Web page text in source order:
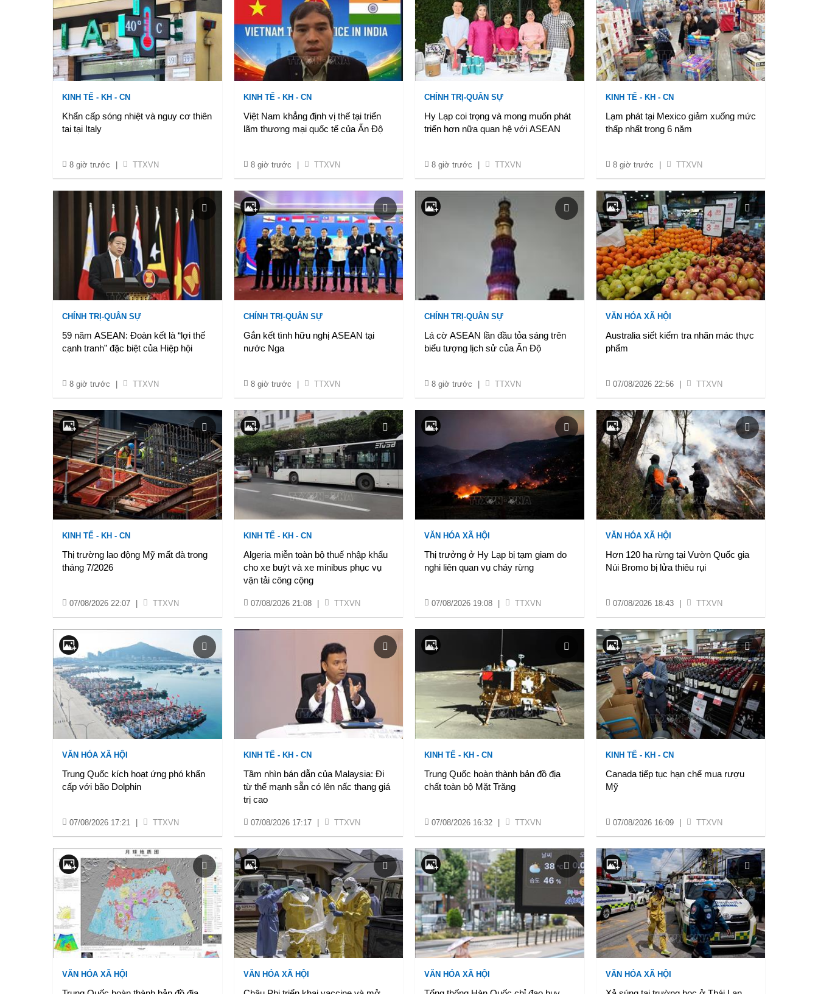
KINH TẾ - KH - CN
Khẩn cấp sóng nhiệt và nguy cơ thiên
tai tại Italy
8 giờ trước TTXVN
KINH TẾ - KH - CN
Việt Nam khẳng định vị thế tại triển
lãm thương mại quốc tế của Ấn Độ
8 giờ trước TTXVN
CHÍNH TRỊ-QUÂN SỰ
Hy Lạp coi trọng và mong muốn phát
triển hơn nữa quan hệ với ASEAN
8 giờ trước TTXVN
KINH TẾ - KH - CN
Lạm phát tại Mexico giảm xuống mức
thấp nhất trong 6 năm
8 giờ trước TTXVN
CHÍNH TRỊ-QUÂN SỰ
59 năm ASEAN: Đoàn kết là “lợi thế
cạnh tranh” đặc biệt của Hiệp hội
8 giờ trước TTXVN
CHÍNH TRỊ-QUÂN SỰ
Gắn kết tình hữu nghị ASEAN tại
nước Nga
8 giờ trước TTXVN
CHÍNH TRỊ-QUÂN SỰ
Lá cờ ASEAN lần đầu tỏa sáng trên
biểu tượng lịch sử của Ấn Độ
8 giờ trước TTXVN
VĂN HÓA XÃ HỘI
Australia siết kiểm tra nhãn mác thực
phẩm
07/08/2026 22:56 TTXVN
KINH TẾ - KH - CN
Thị trường lao động Mỹ mất đà trong
tháng 7/2026
07/08/2026 22:07 TTXVN
KINH TẾ - KH - CN
Algeria miễn toàn bộ thuế nhập khẩu
cho xe buýt và xe minibus phục vụ
vận tải công cộng
07/08/2026 21:08 TTXVN
VĂN HÓA XÃ HỘI
Thị trưởng ở Hy Lạp bị tạm giam do
nghi liên quan vụ cháy rừng
07/08/2026 19:08 TTXVN
VĂN HÓA XÃ HỘI
Hơn 120 ha rừng tại Vườn Quốc gia
Núi Bromo bị lửa thiêu rụi
07/08/2026 18:43 TTXVN
VĂN HÓA XÃ HỘI
Trung Quốc kích hoạt ứng phó khẩn
cấp với bão Dolphin
07/08/2026 17:21 TTXVN
KINH TẾ - KH - CN
Tầm nhìn bán dẫn của Malaysia: Đi
từ thế mạnh sẵn có lên nấc thang giá
trị cao
07/08/2026 17:17 TTXVN
KINH TẾ - KH - CN
Trung Quốc hoàn thành bản đồ địa
chất toàn bộ Mặt Trăng
07/08/2026 16:32 TTXVN
KINH TẾ - KH - CN
Canada tiếp tục hạn chế mua rượu
Mỹ
07/08/2026 16:09 TTXVN
VĂN HÓA XÃ HỘI VĂN HÓA XÃ HỘI VĂN HÓA XÃ HỘI VĂN HÓA XÃ HỘI